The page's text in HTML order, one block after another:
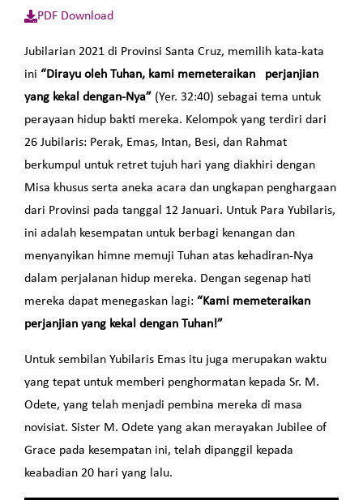
PDF Download
Jubilarian 2021 di Provinsi Santa Cruz, memilih kata-kata
ini “Dirayu oleh Tuhan, kami memeteraikan perjanjian
yang kekal dengan-Nya” (Yer. 32:40) sebagai tema untuk
perayaan hidup bakti mereka. Kelompok yang terdiri dari
26 Jubilaris: Perak, Emas, Intan, Besi, dan Rahmat
berkumpul untuk retret tujuh hari yang diakhiri dengan
Misa khusus serta aneka acara dan ungkapan penghargaan
dari Provinsi pada tanggal 12 Januari. Untuk Para Yubilaris,
ini adalah kesempatan untuk berbagi kenangan dan
menyanyikan himne memuji Tuhan atas kehadiran-Nya
dalam perjalanan hidup mereka. Dengan segenap hati
mereka dapat menegaskan lagi: “Kami memeteraikan
perjanjian yang kekal dengan Tuhan!”
Untuk sembilan Yubilaris Emas itu juga merupakan waktu
yang tepat untuk memberi penghormatan kepada Sr. M.
Odete, yang telah menjadi pembina mereka di masa
novisiat. Sister M. Odete yang akan merayakan Jubilee of
Grace pada kesempatan ini, telah dipanggil kepada
keabadian 20 hari yang lalu.